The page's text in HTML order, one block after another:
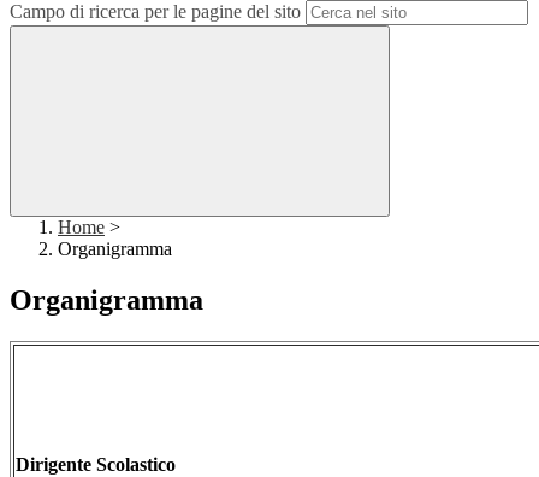
Campo di ricerca per le pagine del sito
Home >
Organigramma
Organigramma
Dirigente Scolastico